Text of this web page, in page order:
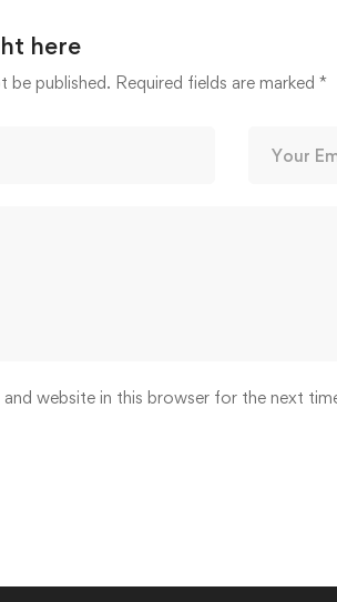
here
be published. Required fields are marked *
and website in this browser for the next